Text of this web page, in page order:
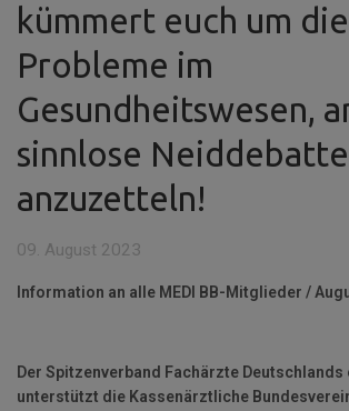
kümmert euch um die
Probleme im
Gesundheitswesen,
sinnlose
anzuzetteln!
09. August 2023
Information an alle MEDI BB-Mitglieder /
Der Spitzenverband Fachärzte Deutschlands
unterstützt die Kassenärztliche